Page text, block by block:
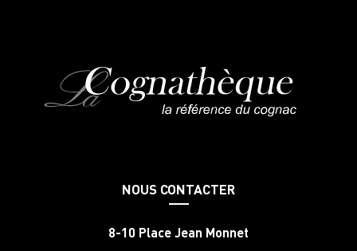
NOUS CONTACTER
8-10 Place Jean Monnet